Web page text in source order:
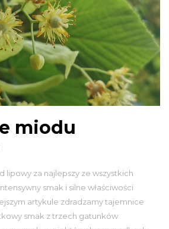
miodu
lipowy za najlepszy ze wszystkich
smak i silne właściwości
artykule zdradzamy tajemnice
smak z trzech gatunków